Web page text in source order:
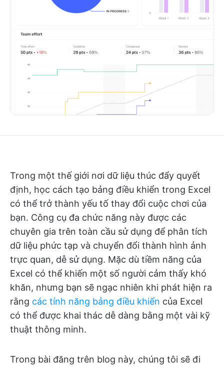
Trong một thế giới nơi dữ liệu thúc đẩy quyết
định, học cách tạo bảng điều khiển trong Excel
có thể trở thành yếu tố thay đổi cuộc chơi của
bạn. Công cụ đa chức năng này được các
chuyên gia trên toàn cầu sử dụng để phân tích
dữ liệu phức tạp và chuyển đổi thành hình ảnh
trực quan, dễ sử dụng. Mặc dù tiềm năng của
Excel có thể khiến một số người cảm thấy khó
khăn, nhưng bạn sẽ ngạc nhiên khi phát hiện ra
rằng các tính năng bảng điều khiển của Excel
có thể được khai thác dễ dàng bằng một vài kỹ
thuật thông minh.
Trong bài đăng trên blog này, chúng tôi sẽ đi